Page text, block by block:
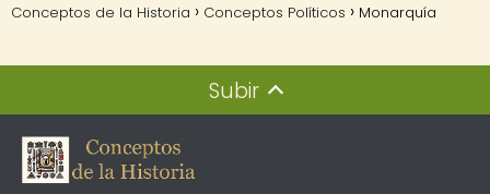
Conceptos de la Historia Conceptos Políticos Monarquía
Subir